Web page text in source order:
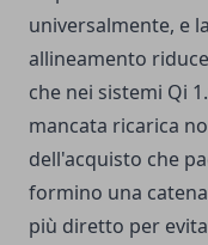
universalmente, e
allineamento
che nei sistemi Qi
mancata ricarica
dell'acquisto che
formino una
più diretto per